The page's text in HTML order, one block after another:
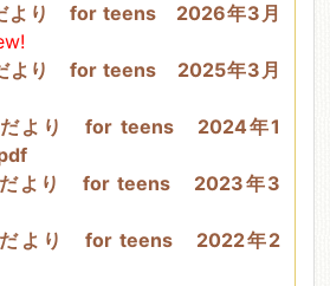
より for teens 2026年3月
より for teens 2025年3月
だより for teens 2024年1
だより for teens 2023年3
だより for teens 2022年2